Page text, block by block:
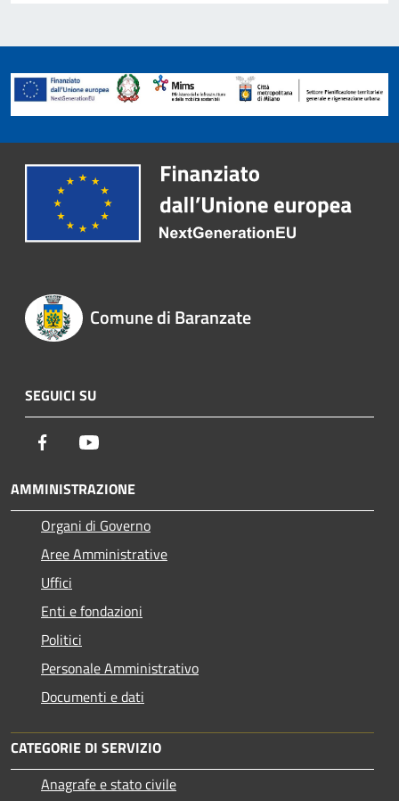
Comune di Baranzate
SEGUICI SU
Facebook
AMMINISTRAZIONE
Organi di Governo
Aree Amministrative
Uffici
Enti e fondazioni
Politici
Personale Amministrativo
Documenti e dati
CATEGORIE DI SERVIZIO
Anagrafe e stato civile